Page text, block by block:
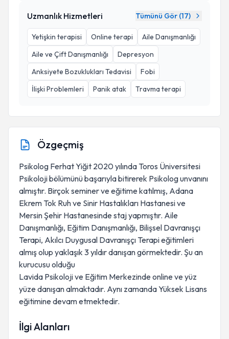
Uzmanlık Hizmetleri Tümünü Gör (17)
Yetişkin terapisi Online terapi
Aile Danışmanlığı
Aile ve Çift Danışmanlığı
Depresyon
Anksiyete Bozuklukları Tedavisi
Fobi
İlişki Problemleri
Panik atak Travma terapi
Özgeçmiş
Psikolog Ferhat Yiğit 2020 yılında Toros Üniversitesi
Psikoloji bölümünü başarıyla bitirerek Psikolog unvanını
almıştır. Birçok seminer ve eğitime katılmış, Adana
Ekrem Tok Ruh ve Sinir Hastalıkları Hastanesi ve
Mersin Şehir Hastanesinde staj yapmıştır. Aile
Danışmanlığı, Eğitim Danışmanlığı, Bilişsel Davranışçı
Terapi, Akılcı Duygusal Davranışçı Terapi eğitimleri
almış olup yaklaşık 3 yıldır danışan görmektedir. Şu an
kurucusu olduğu
Lavida Psikoloji ve Eğitim Merkezinde online ve yüz
yüze danışan almaktadır. Aynı zamanda Yüksek Lisans
eğitimine devam etmektedir.
İlgi Alanları